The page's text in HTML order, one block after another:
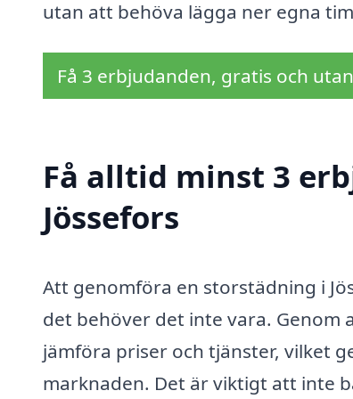
utan att behöva lägga ner egna
Få 3 erbjudanden, gratis och
Få alltid minst 3
Jössefors
Att genomföra en storstädning i
det behöver det inte vara.
jämföra priser och tjänster, vilket
marknaden. Det är viktigt att inte